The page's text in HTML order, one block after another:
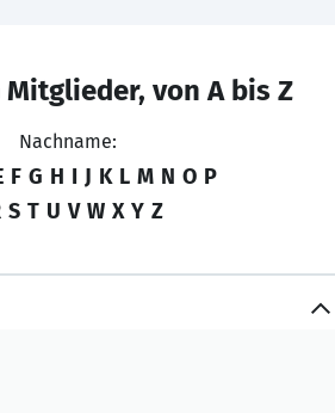
Mitglieder, von A bis Z
Nachname:
F G H I J K L M N O P
S T U V W X Y Z